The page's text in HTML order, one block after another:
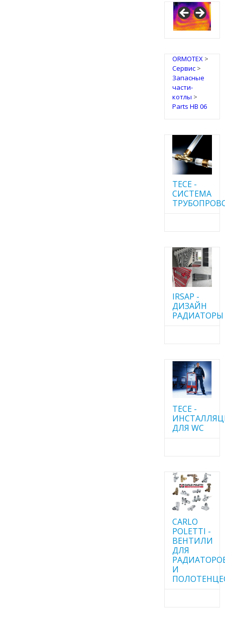
IRSAP
Design
Radiators
ORMOTEX>
Сервис>
Запасные
части-
котлы >
Parts HB 06
TECE -
CИСТЕМА
IRSAP -
ДИЗАЙН
РАДИАТОРЫ
TECE -
ДЛЯ WC
CARLO
POLETTI -
ВЕНТИЛИ
ДЛЯ
И